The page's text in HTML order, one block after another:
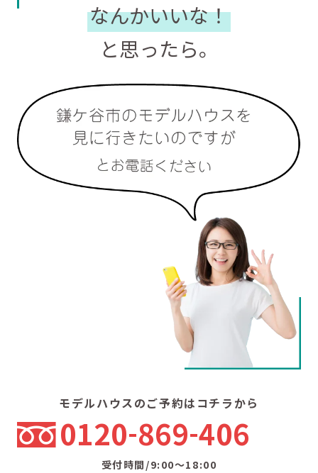
なんかいいな！
と思ったら。
モデルハウスのご予約はコチラから
0120 869 406
受付時間/9:00〜18:00